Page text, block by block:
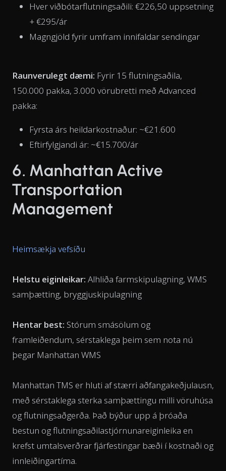
Hver viðbótarflutningsaðili: €226,50 uppsetning
+ €295/ár
Magngjöld fyrir umfram innifaldar sendingar
Raunverulegt dæmi: Fyrir 15 flutningsaðila,
150.000 pakka, 3.000 vörubretti með Advanced
pakka:
Fyrsta árs heildarkostnaður: ~€21.600
Eftirfylgjandi ár: ~€15.700/ár
6. Manhattan Active
Transportation
Management
Heimsækja vefsíðu
Helstu eiginleikar: Alhliða farmskipulagning, WMS
samþætting, bryggjuskipulagning
Hentar best: Stórum smásölum og
framleiðendum, sérstaklega þeim sem nota nú
þegar Manhattan WMS
Manhattan TMS er hluti af stærri aðfangakeðjulausn,
með sérstaklega sterka samþættingu milli vöruhúsa
og flutningsaðgerða. Það býður upp á þróaða
bestun og flutningsaðilastjórnunareiginleika en
krefst umtalsverðrar fjárfestingar bæði í kostnaði og
innleiðingartíma.